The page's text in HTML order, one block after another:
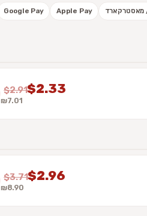
/ מאסטרקארד Apple Pay
Google Pay
$2.91$2.33
₪7.01
$3.71$2.96
₪8.90